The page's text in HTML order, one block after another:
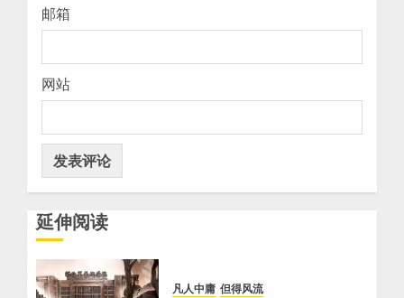
邮箱
网站
延伸阅读
凡人中庸 但得风流